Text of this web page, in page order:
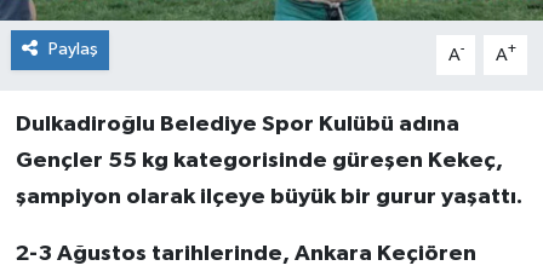
Paylaş A- A+
Dulkadiroğlu Belediye Spor Kulübü adına
Gençler 55 kg kategorisinde güreşen Kekeç,
şampiyon olarak ilçeye büyük bir gurur yaşattı.
2-3 Ağustos tarihlerinde, Ankara Keçiören